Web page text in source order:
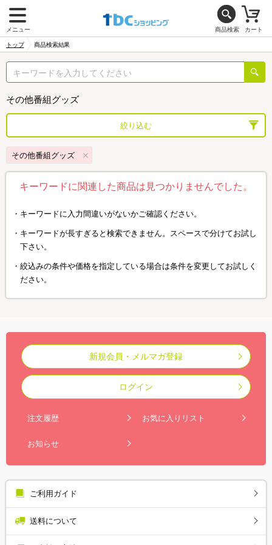
メニュー 商品検索 カート
トップ 商品検索結果
その他番組グッズ
絞り込む
その他番組グッズ
キーワードに関連した商品は見つかりませんでした。
キーワードに入力間違いがないかご確認ください。
キーワードが長すぎると検索できません。スペースで分けてお試し
下さい。
絞込みの条件や価格を指定している場合は条件を変更してお試しく
ださい。
新規会員・メルマガ登録
ログイン
注文履歴 お気に入りリスト
お知らせ
ご利用ガイド
送料について